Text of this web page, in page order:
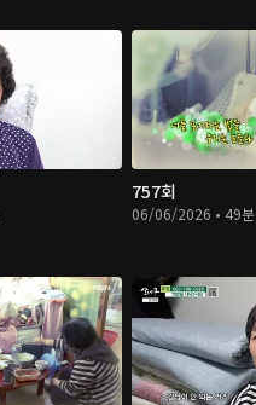
757회
06/06/2026 • 49분